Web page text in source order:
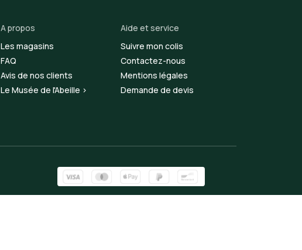
A propos
Les magasins
FAQ
Avis de nos clients
Le Musée de l'Abeille >
Aide et service
Suivre mon colis
Contactez-nous
Mentions légales
Demande de devis